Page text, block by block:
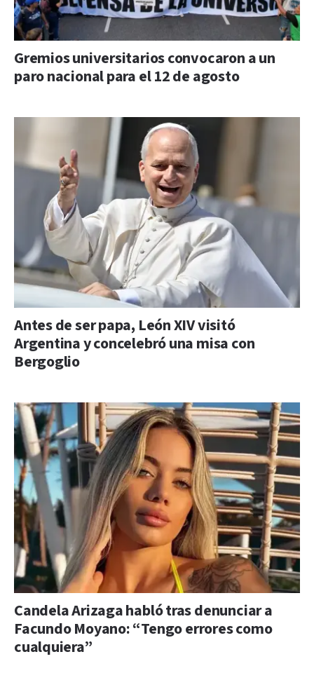
Gremios universitarios convocaron a un
paro nacional para el 12 de agosto
Antes de ser papa, León XIV visitó
Argentina y concelebró una misa con
Bergoglio
Candela Arizaga habló tras denunciar a
Facundo Moyano: “Tengo errores como
cualquiera”